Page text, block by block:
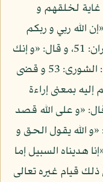
عبادته غاية لخلقهم و
الله ربي و ربكم
فاعبدوه هذا صراط مستقيم»: آل عمران: 51، و قال: «و إنك
لتهدي إلى صراط مستقيم صراط الله»: الشورى: 53 و قضى
بمعنى إراءة
«و على الله قصد
النحل: 9، و قال: «و الله يقول الحق و
الأحزاب: 4 و قال: «إنا هديناه السبيل إما
الإنسان: 3 و لا ينافي ذلك قيام غيره تعالى